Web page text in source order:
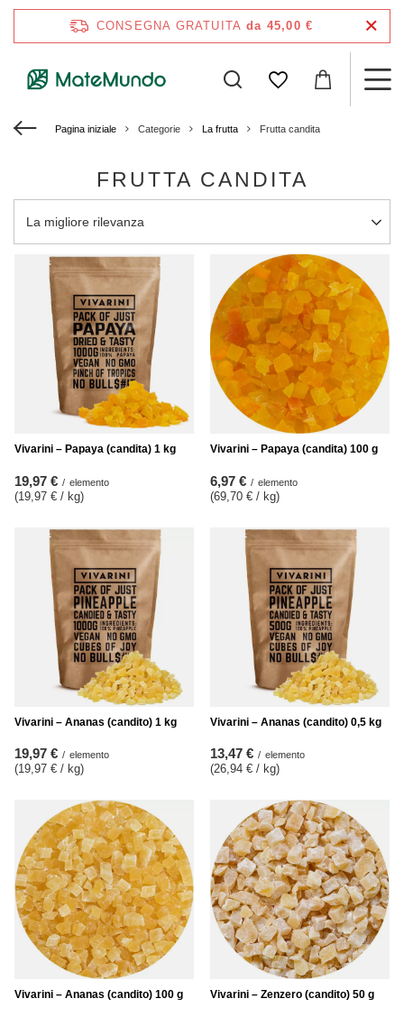
CONSEGNA GRATUITA da 45,00 €
Pagina iniziale Categorie La frutta Frutta candita
FRUTTA CANDITA
Modifica ordinamento
La migliore rilevanza
Vivarini – Papaya (candita) 1 kg
19,97 € / elemento
(19,97 € / kg)
Vivarini – Papaya (candita) 100 g
6,97 € / elemento
(69,70 € / kg)
Vivarini – Ananas (candito) 1 kg
19,97 € / elemento
(19,97 € / kg)
Vivarini – Ananas (candito) 0,5 kg
13,47 € / elemento
(26,94 € / kg)
Vivarini – Ananas (candito) 100 g Vivarini – Zenzero (candito) 50 g